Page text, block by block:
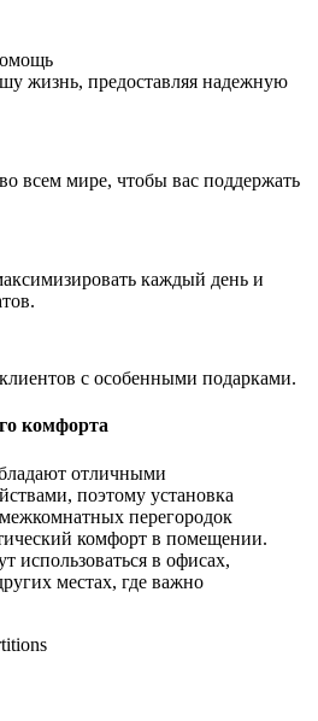
жизнь, предоставляя надежную
всем мире, чтобы вас поддержать
каждый день и
с особенными подарками.
комфорта
отличными
поэтому установка
перегородок
комфорт в помещении.
использоваться в офисах,
местах, где важно